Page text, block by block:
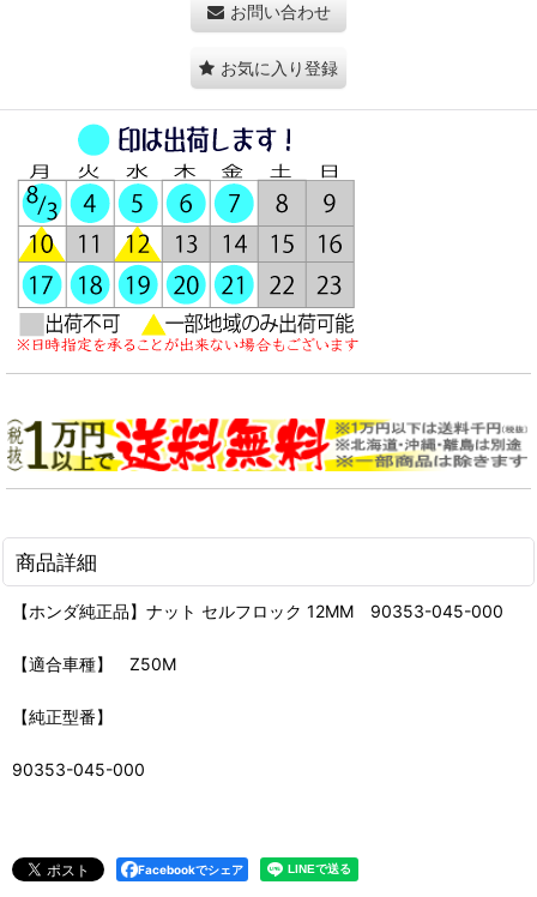
お問い合わせ
お気に入り登録
商品詳細
【ホンダ純正品】ナット セルフロック 12MM 90353-045-000
【適合車種】 Z50M
【純正型番】
90353-045-000
Facebookでシェア